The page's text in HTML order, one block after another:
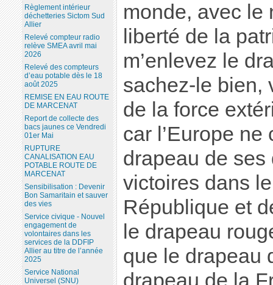
monde, avec le
liberté de la
m’enlevez le
sachez-le bien,
de la force
car l’Europe
drapeau de
victoires dans
République et
le drapeau
que le drapeau
drapeau de la
Règlement intérieur
déchetteries Sictom Sud
Allier
Relevé compteur radio
relève SMEA avril mai
2026
Relevé des compteurs
d’eau potable dès le 18
août 2025
REMISE EN EAU ROUTE
DE MARCENAT
Report de collecte des
bacs jaunes ce Vendredi
01er Mai
RUPTURE
CANALISATION EAU
POTABLE ROUTE DE
MARCENAT
Sensibilisation : Devenir
Bon Samaritain et sauver
des vies
Service civique - Nouvel
engagement de
volontaires dans les
services de la DDFIP
Allier au titre de l’année
2025
Service National
Universel (SNU)